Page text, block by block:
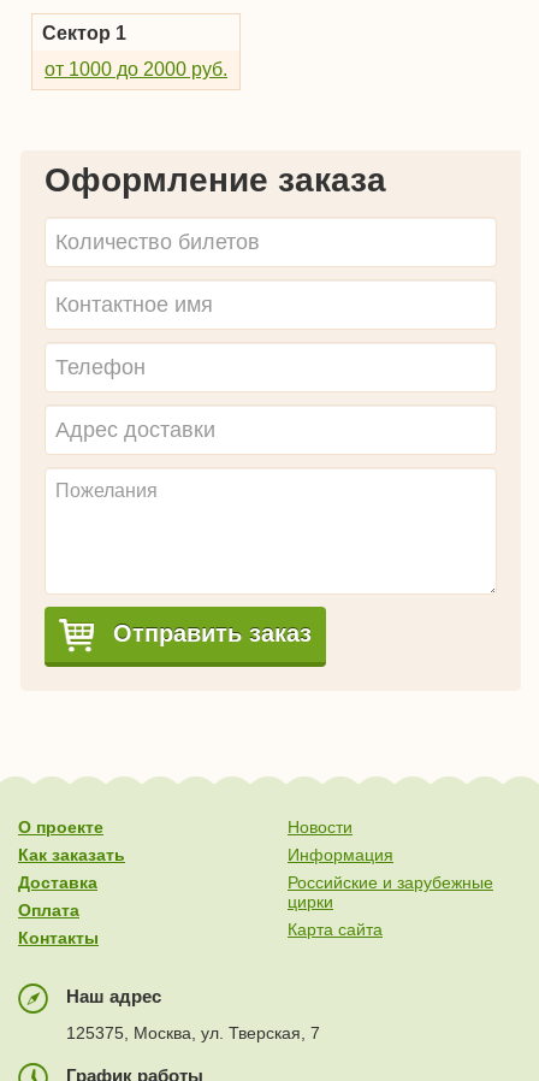
Сектор 1
от 1000 до 2000 руб.
Оформление заказа
Отправить заказ
О проекте
Как заказать
Доставка
Оплата
Контакты
Новости
Информация
Российские и зарубежные
цирки
Карта сайта
Наш адрес
125375, Москва, ул. Тверская, 7
График работы